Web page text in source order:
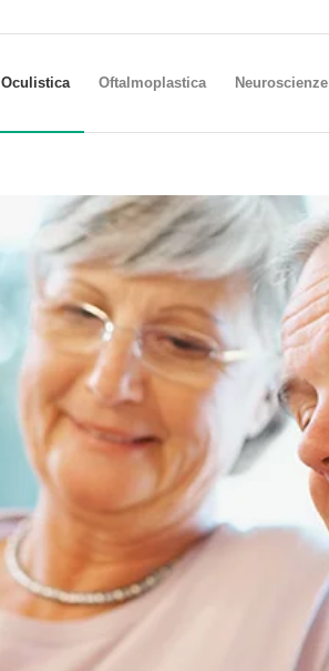
Oculistica Oftalmoplastica Neuroscienze